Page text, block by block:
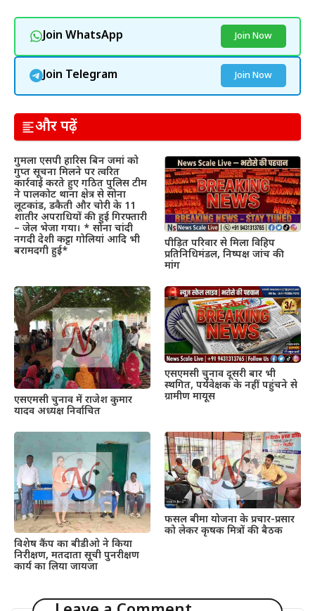
Join WhatsApp Join Now
Join Telegram Join Now
और पढ़ें
गुमला एसपी हारिस बिन जमां को
गुप्त सूचना मिलने पर त्वरित
कार्रवाई करते हुए गठित पुलिस टीम
ने पालकोट थाना क्षेत्र से सोना
लूटकांड, डकैती और चोरी के 11
शातीर अपराधियों की हुई गिरफ्तारी
– जेल भेजा गया। * सोना चांदी
नगदी देशी कट्टा गोलियां आदि भी
बरामदगी हुई*
पीड़ित परिवार से मिला विहिप
प्रतिनिधिमंडल, निष्पक्ष जांच की
मांग
एसएमसी चुनाव में राजेश कुमार
यादव अध्यक्ष निर्वाचित
एसएमसी चुनाव दूसरी बार भी
स्थगित, पर्यवेक्षक के नहीं पहुंचने से
ग्रामीण मायूस
विशेष कैंप का बीडीओ ने किया
निरीक्षण, मतदाता सूची पुनरीक्षण
कार्य का लिया जायजा
फसल बीमा योजना के प्रचार-प्रसार
को लेकर कृषक मित्रों की बैठक